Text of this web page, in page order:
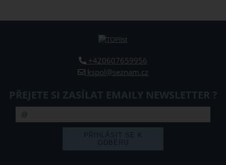
+420607659956
kspol@seznam.cz
PŘEJETE SI ZASÍLAT EMAILY NEWSLETTER ?